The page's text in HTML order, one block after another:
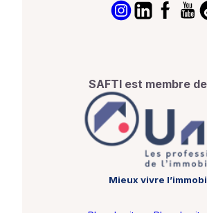
SAFTI est membre de
Mieux vivre